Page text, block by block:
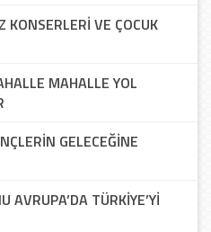
KONSERLERİ VE ÇOCUK
MAHALLE YOL
GELECEĞİNE
AVRUPA’DA TÜRKİYE’Yİ